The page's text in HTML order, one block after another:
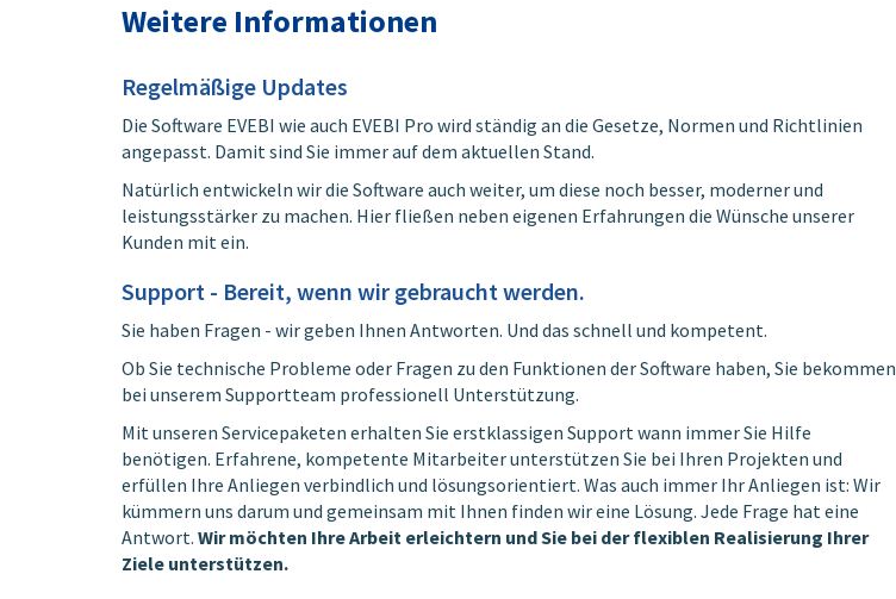
Weitere Informationen
Regelmäßige Updates
Die Software EVEBI wie auch EVEBI Pro wird ständig an die Gesetze, Normen und Richtlinien
angepasst. Damit sind Sie immer auf dem aktuellen Stand.
Natürlich entwickeln wir die Software auch weiter, um diese noch besser, moderner und
leistungsstärker zu machen. Hier fließen neben eigenen Erfahrungen die Wünsche unserer
Kunden mit ein.
Support - Bereit, wenn wir gebraucht werden.
Sie haben Fragen - wir geben Ihnen Antworten. Und das schnell und kompetent.
Ob Sie technische Probleme oder Fragen zu den Funktionen der Software haben, Sie bekommen
bei unserem Supportteam professionell Unterstützung.
Mit unseren Servicepaketen erhalten Sie erstklassigen Support wann immer Sie Hilfe
benötigen. Erfahrene, kompetente Mitarbeiter unterstützen Sie bei Ihren Projekten und
erfüllen Ihre Anliegen verbindlich und lösungsorientiert. Was auch immer Ihr Anliegen ist: Wir
kümmern uns darum und gemeinsam mit Ihnen finden wir eine Lösung. Jede Frage hat eine
Antwort. Wir möchten Ihre Arbeit erleichtern und Sie bei der flexiblen Realisierung Ihrer
Ziele unterstützen.